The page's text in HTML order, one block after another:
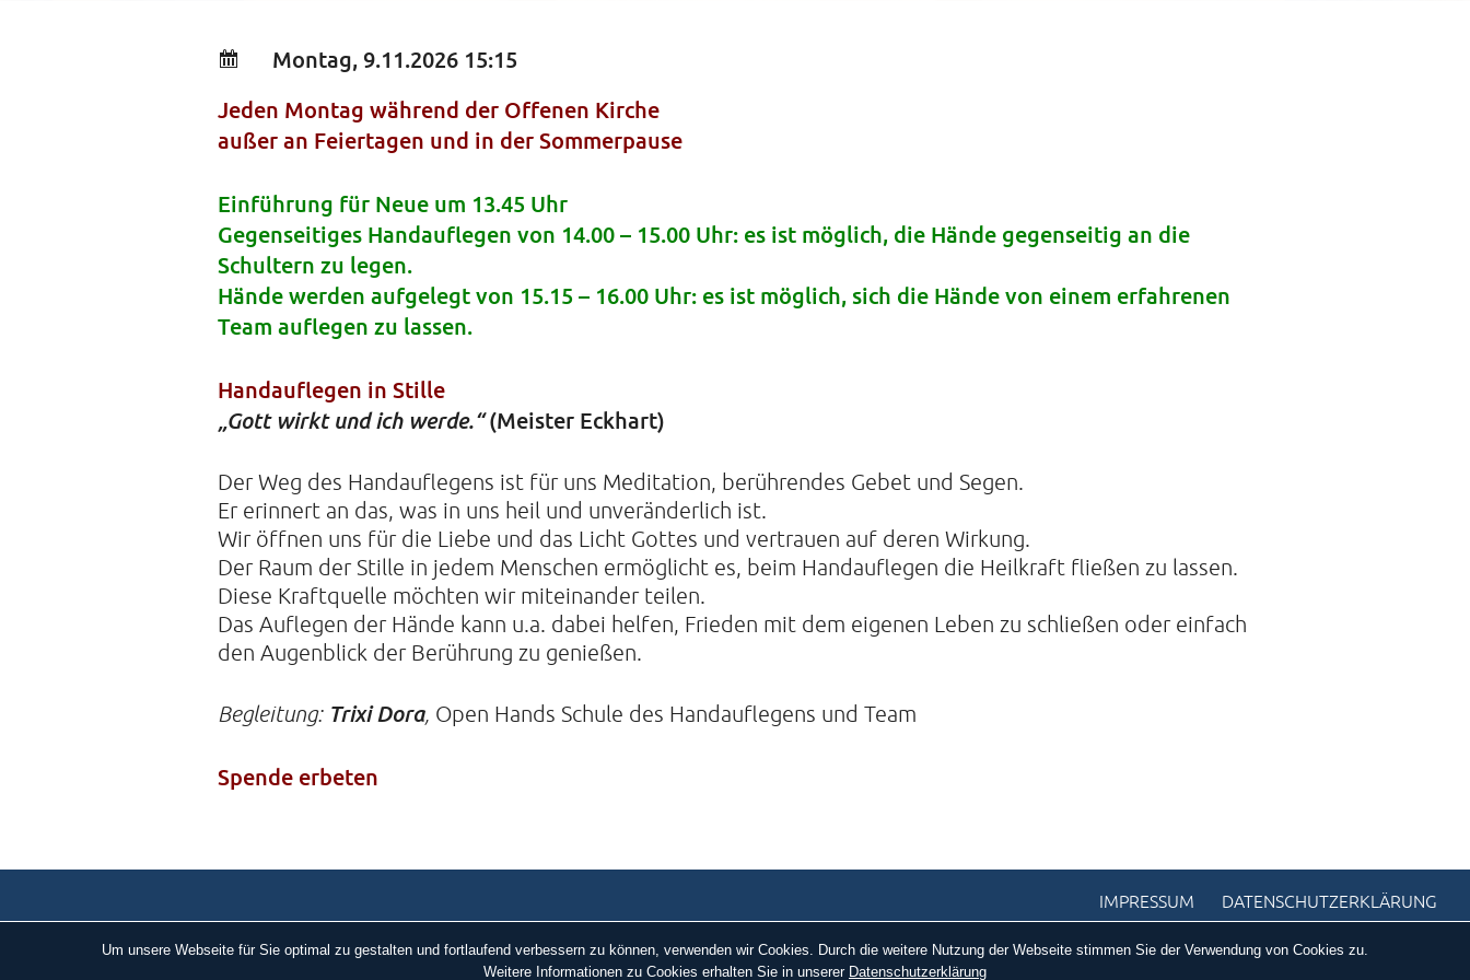
Montag, 9.11.2026 15:15
Jeden Montag während der Offenen Kirche
außer an Feiertagen und in der Sommerpause
Einführung für Neue um 13.45 Uhr
Gegenseitiges Handauflegen von 14.00 – 15.00 Uhr: es ist möglich, die Hände gegenseitig an die
Schultern zu legen.
Hände werden aufgelegt von 15.15 – 16.00 Uhr: es ist möglich, sich die Hände von einem erfahrenen
Team auflegen zu lassen.
Handauflegen in Stille
„Gott wirkt und ich werde.“(Meister Eckhart)
Der Weg des Handauflegens ist für uns Meditation, berührendes Gebet und Segen.
Er erinnert an das, was in uns heil und unveränderlich ist.
Wir öffnen uns für die Liebe und das Licht Gottes und vertrauen auf deren Wirkung.
Der Raum der Stille in jedem Menschen ermöglicht es, beim Handauflegen die Heilkraft fließen zu lassen.
Diese Kraftquelle möchten wir miteinander teilen.
Das Auflegen der Hände kann u.a. dabei helfen, Frieden mit dem eigenen Leben zu schließen oder einfach
den Augenblick der Berührung zu genießen.
Begleitung: Trixi Dora, Open Hands Schule des Handauflegens und Team
Spende erbeten
IMPRESSUM DATENSCHUTZERKLÄRUNG
Um unsere Webseite für Sie optimal zu gestalten und fortlaufend verbessern zu können, verwenden wir Cookies. Durch die weitere Nutzung der Webseite stimmen Sie der Verwendung von Cookies zu.
Weitere Informationen zu Cookies erhalten Sie in unserer Datenschutzerklärung